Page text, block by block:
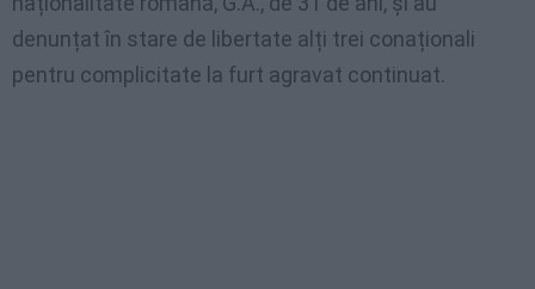
denunțat în stare de libertate alți trei conaționali
pentru complicitate la furt agravat continuat.